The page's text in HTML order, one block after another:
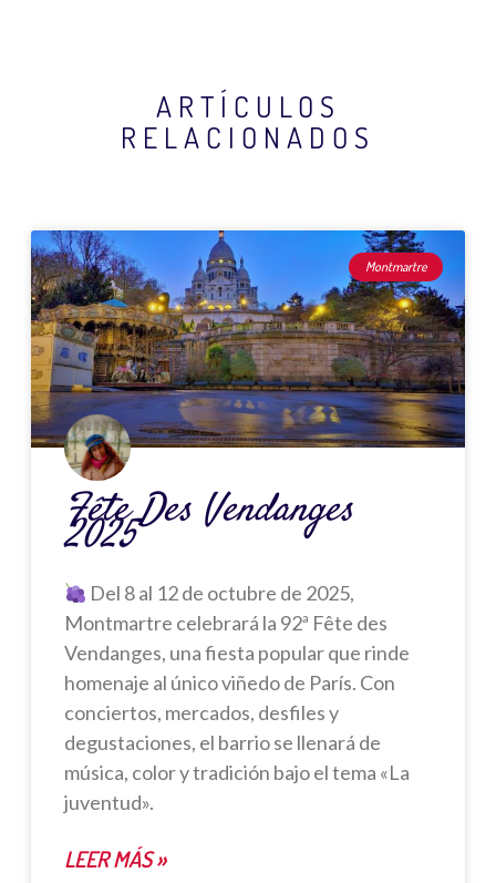
ARTÍCULOS
RELACIONADOS
Montmartre
Fête Des Vendanges
2025
Del 8 al 12 de octubre de 2025,
Montmartre celebrará la 92ª Fête des
Vendanges, una fiesta popular que rinde
homenaje al único viñedo de París. Con
conciertos, mercados, desfiles y
degustaciones, el barrio se llenará de
música, color y tradición bajo el tema «La
juventud».
LEER MÁS »
Página
Página
Página
Página
Página